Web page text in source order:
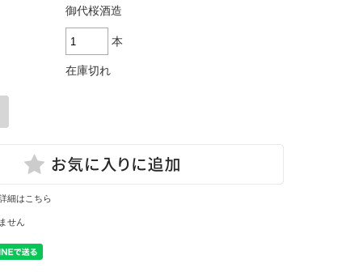
御代桜酒造
本
在庫切れ
細はこちら
せん